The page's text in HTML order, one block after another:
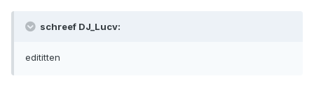
schreef DJ_Lucv:
edititten